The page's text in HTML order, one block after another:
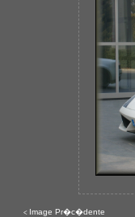
< Image Pr�c�dente